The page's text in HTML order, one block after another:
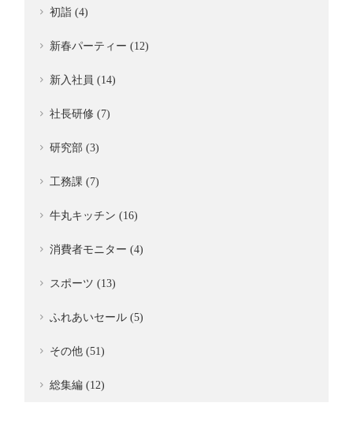
初詣 (4)
新春パーティー (12)
新入社員 (14)
社長研修 (7)
研究部 (3)
工務課 (7)
牛丸キッチン (16)
消費者モニター (4)
スポーツ (13)
ふれあいセール (5)
その他 (51)
総集編 (12)